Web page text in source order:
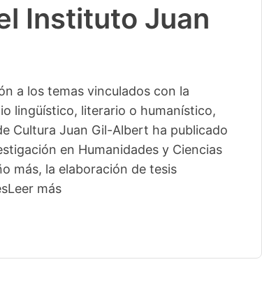
Instituto Juan
a los temas vinculados con la
lingüístico, literario o humanístico,
Cultura Juan Gil-Albert ha publicado
en Humanidades y Ciencias
más, la elaboración de tesis
Leer más